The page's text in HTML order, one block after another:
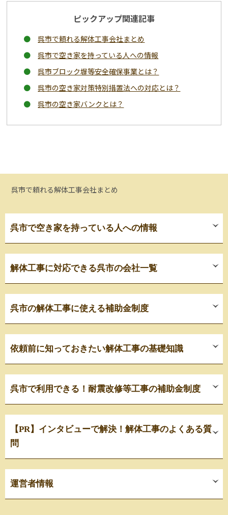
ピックアップ関連記事
呉市で頼れる解体工事会社まとめ
呉市で空き家を持っている人への情報
呉市ブロック塀等安全確保事業とは？
呉市の空き家対策特別措置法への対応とは？
呉市の空き家バンクとは？
呉市で頼れる解体工事会社まとめ
呉市で空き家を持っている人への情報
解体工事に対応できる呉市の会社一覧
呉市の解体工事に使える補助金制度
依頼前に知っておきたい解体工事の基礎知識
呉市で利用できる！耐震改修等工事の補助金制度
【PR】インタビューで解決！解体工事のよくある質
問
運営者情報